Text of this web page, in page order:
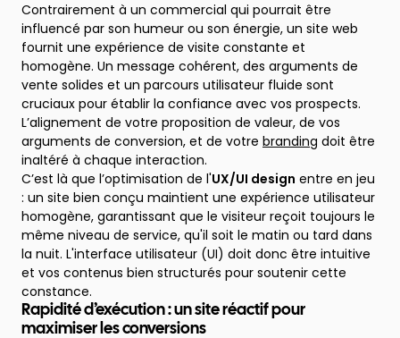
Contrairement à un commercial qui pourrait être
influencé par son humeur ou son énergie, un site web
fournit une expérience de visite constante et
homogène. Un message cohérent, des arguments de
vente solides et un parcours utilisateur fluide sont
cruciaux pour établir la confiance avec vos prospects.
L’alignement de votre proposition de valeur, de vos
arguments de conversion, et de votre branding doit être
inaltéré à chaque interaction.
C’est là que l’optimisation de l'UX/UI design entre en jeu
: un site bien conçu maintient une expérience utilisateur
homogène, garantissant que le visiteur reçoit toujours le
même niveau de service, qu'il soit le matin ou tard dans
la nuit. L'interface utilisateur (UI) doit donc être intuitive
et vos contenus bien structurés pour soutenir cette
constance.
Rapidité d’exécution : un site réactif pour
maximiser les conversions